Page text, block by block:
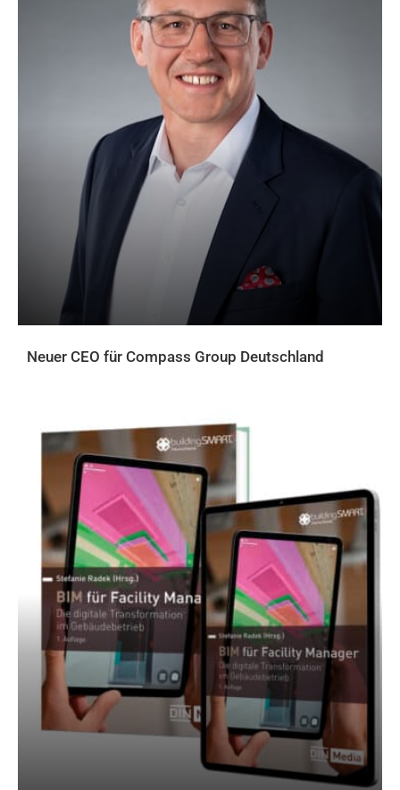
Neuer CEO für Compass Group Deutschland